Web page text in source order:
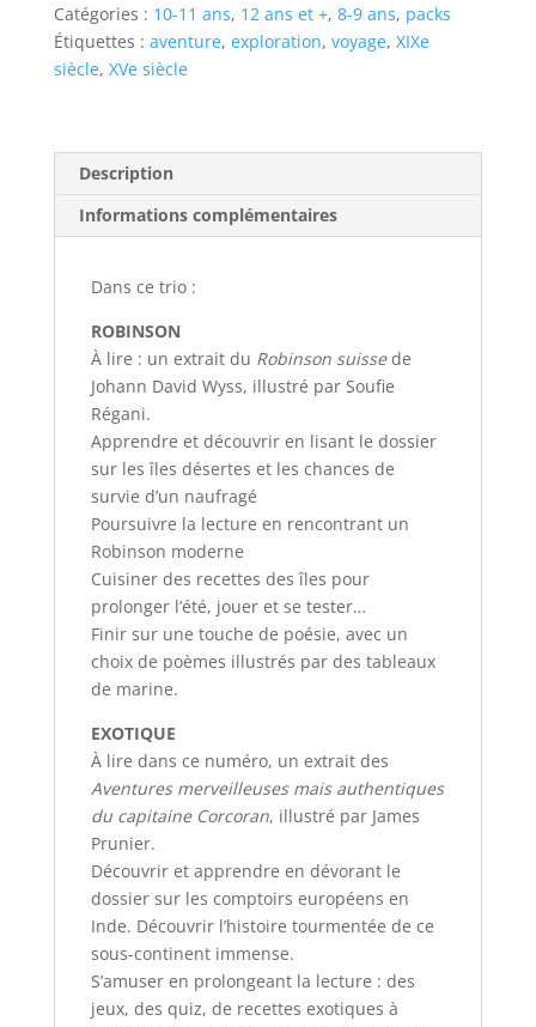
Globe-
trotter
Catégories : 10-11 ans, 12 ans et +, 8-9 ans, packs
Étiquettes : aventure, exploration, voyage, XIXe
siècle, XVe siècle
Description
Informations complémentaires
Dans ce trio :
ROBINSON
À lire : un extrait du Robinson suissede
Johann David Wyss, illustré par Soufie
Régani.
Apprendre et découvrir en lisant le dossier
sur les îles désertes et les chances de
survie d’un naufragé
Poursuivre la lecture en rencontrant un
Robinson moderne
Cuisiner des recettes des îles pour
prolonger l’été, jouer et se tester…
Finir sur une touche de poésie, avec un
choix de poèmes illustrés par des tableaux
de marine.
EXOTIQUE
À lire dans ce numéro, un extrait des
Aventures merveilleuses mais authentiques
du capitaine Corcoran, illustré par James
Prunier.
Découvrir et apprendre en dévorant le
dossier sur les comptoirs européens en
Inde. Découvrir l’histoire tourmentée de ce
sous-continent immense.
S’amuser en prolongeant la lecture : des
jeux, des quiz, de recettes exotiques à